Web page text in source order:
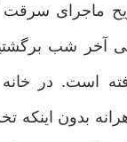
ماجرای سرقت
آخر شب
است. در
بدون اینکه